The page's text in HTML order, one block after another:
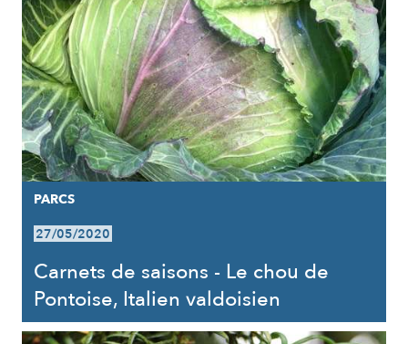
PARCS
27/05/2020
Carnets de saisons - Le chou de
Pontoise, Italien valdoisien